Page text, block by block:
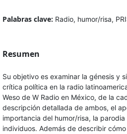
Palabras clave: Radio, humor/risa,
Resumen
Su objetivo es examinar la génesis y
crítica política en la radio
Weso de W Radio en México, de la
descripción detallada de ambos, el
importancia del humor/risa, la
individuos. Además de describir